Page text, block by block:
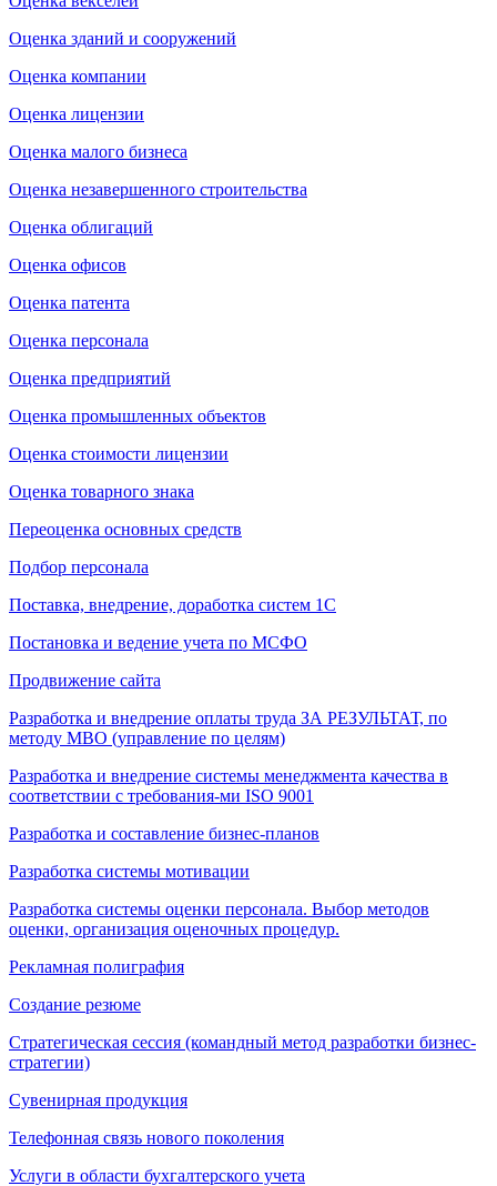
Оценка зданий и сооружений
Оценка компании
Оценка лицензии
Оценка малого бизнеса
Оценка незавершенного строительства
Оценка облигаций
Оценка офисов
Оценка патента
Оценка персонала
Оценка предприятий
Оценка промышленных объектов
Оценка стоимости лицензии
Оценка товарного знака
Переоценка основных средств
Подбор персонала
Поставка, внедрение, доработка систем 1С
Постановка и ведение учета по МСФО
Продвижение сайта
Разработка и внедрение оплаты труда ЗА РЕЗУЛЬТАТ, по
методу МВО (управление по целям)
Разработка и внедрение системы менеджмента качества в
соответствии с требования-ми ISO 9001
Разработка и составление бизнес-планов
Разработка системы мотивации
Разработка системы оценки персонала. Выбор методов
оценки, организация оценочных процедур.
Рекламная полиграфия
Создание резюме
Стратегическая сессия (командный метод разработки бизнес-
стратегии)
Сувенирная продукция
Телефонная связь нового поколения
Услуги в области бухгалтерского учета